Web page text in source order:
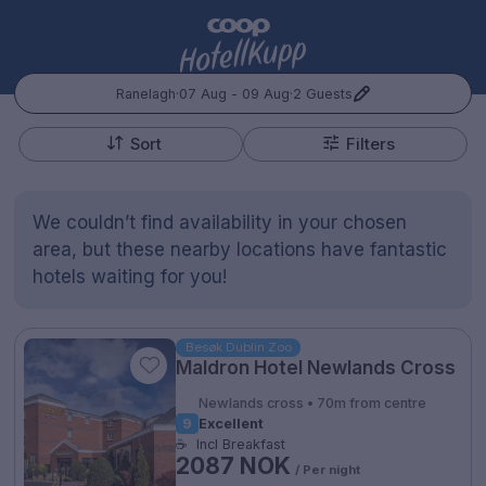
Ranelagh·07 Aug - 09 Aug·2 Guests
Popular Destinations:
Oslo
Bergen
Trondheim
Hele Sverige
Stockholm
Sort Filters
+
−
We couldn’t find availability in your chosen
area, but these nearby locations have fantastic
hotels waiting for you!
Besøk Dublin Zoo
Maldron Hotel Newlands Cross
Newlands cross • 70m from centre
9 Excellent
☕
Incl Breakfast
2087 NOK / Per night
Coop.noCookie policyManage Preferences
Personvernspolicy
Hotellopphold